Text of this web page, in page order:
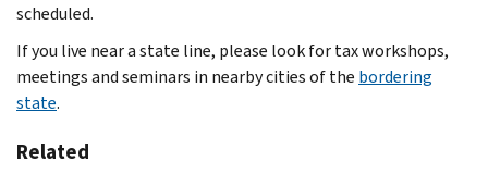
scheduled.
If you live near a state line, please look for tax workshops,
meetings and seminars in nearby cities of the bordering
state.
Related